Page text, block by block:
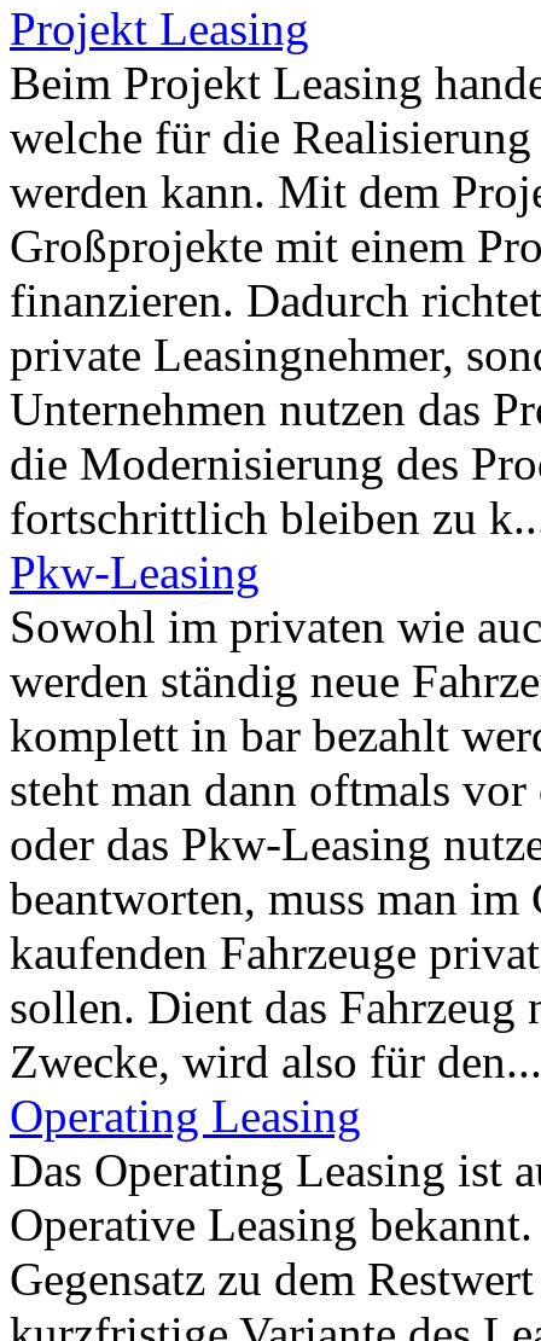
Projekt Leasing
Beim Projekt Leasing
welche für die
werden kann. Mit dem
Großprojekte mit einem
finanzieren. Dadurch
private Leasingnehmer,
Unternehmen nutzen das
die Modernisierung des
fortschrittlich bleiben zu
Pkw-Leasing
Sowohl im privaten wie
werden ständig neue
komplett in bar bezahlt
steht man dann oftmals
oder das Pkw-Leasing
beantworten, muss man
kaufenden Fahrzeuge
sollen. Dient das
Zwecke, wird also für den...
Operating Leasing
Das Operating Leasing ist
Operative Leasing
Gegensatz zu dem